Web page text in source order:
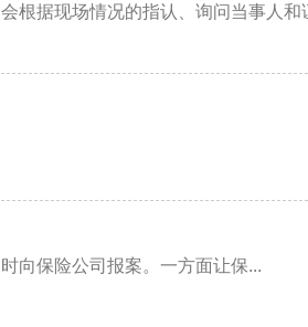
据现场情况的指认、询问当事人和
向保险公司报案。一方面让保...